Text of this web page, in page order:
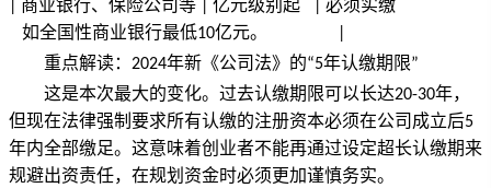
解：
认
商业银行、保险公司等 亿元级别起
必须实缴
如全国性商业银行最低10亿元。
重点解读： 2024年新《公司法》的“5年认缴期限”
这是本次最大的变化。过去认缴期限可以长达20-30年，
但现在法律强制要求所有认缴的注册资本必须在公司成立后5
年内全部缴足。这意味着创业者不能再通过设定超长认缴期来
规避出资责任，在规划资金时必须更加谨慎务实。